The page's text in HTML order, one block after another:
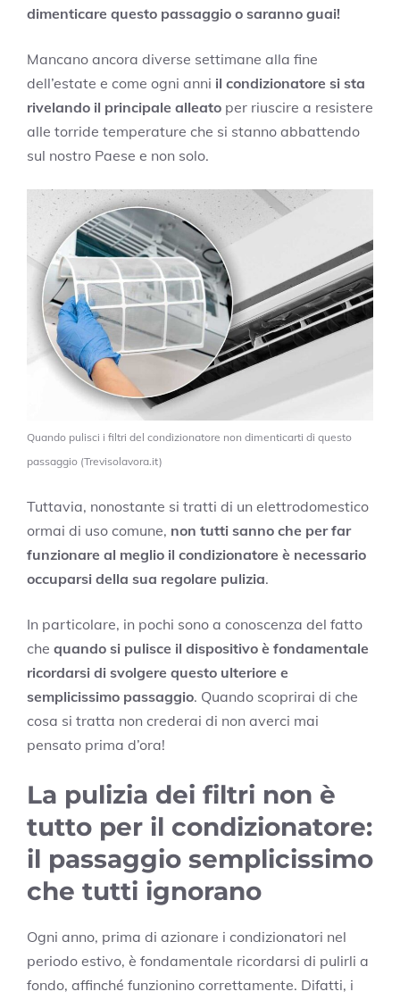
dimenticare questo passaggio o saranno guai!
Mancano ancora diverse settimane alla fine
dell’estate e come ogni anni il condizionatore si sta
rivelando il principale alleato per riuscire a resistere
alle torride temperature che si stanno abbattendo
sul nostro Paese e non solo.
Quando pulisci i filtri del condizionatore non dimenticarti di questo
passaggio (Trevisolavora.it)
Tuttavia, nonostante si tratti di un elettrodomestico
ormai di uso comune, non tutti sanno che per far
funzionare al meglio il condizionatore è necessario
occuparsi della sua regolare pulizia.
In particolare, in pochi sono a conoscenza del fatto
che quando si pulisce il dispositivo è fondamentale
ricordarsi di svolgere questo ulteriore e
semplicissimo passaggio. Quando scoprirai di che
cosa si tratta non crederai di non averci mai
pensato prima d’ora!
La pulizia dei filtri non è
tutto per il condizionatore:
il passaggio semplicissimo
che tutti ignorano
Ogni anno, prima di azionare i condizionatori nel
periodo estivo, è fondamentale ricordarsi di pulirli a
fondo, affinché funzionino correttamente. Difatti, i